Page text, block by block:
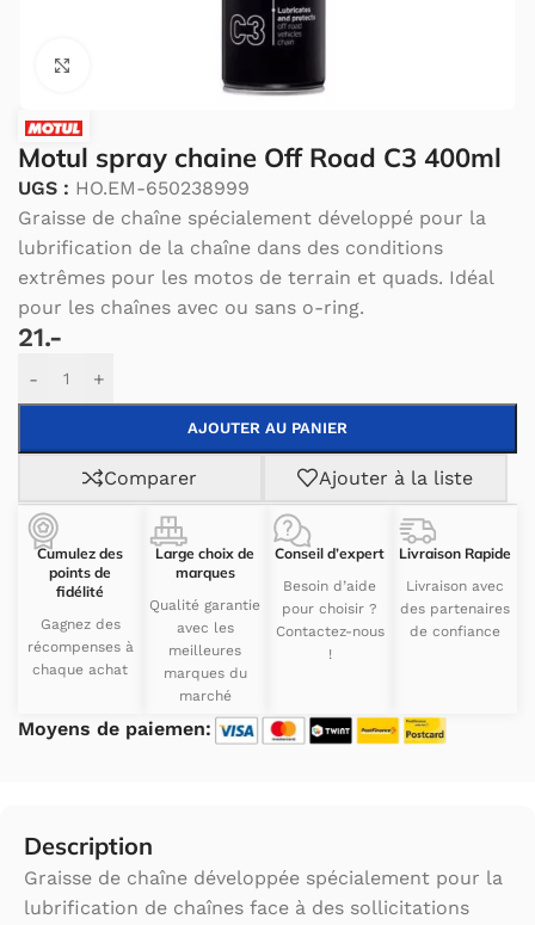
Motul spray chaine Off Road C3 400ml
UGS : HO.EM-650238999
Graisse de chaîne spécialement développé pour la
lubrification de la chaîne dans des conditions
extrêmes pour les motos de terrain et quads. Idéal
pour les chaînes avec ou sans o-ring.
21.-
- +
AJOUTER AU PANIER
Alternative:
Comparer Ajouter à la liste
Cumulez des
points de
fidélité
Gagnez des
récompenses à
chaque achat
Large choix de
marques
Qualité garantie
avec les
meilleures
marques du
marché
Conseil d’expert
Besoin d’aide
pour choisir ?
Contactez-nous
!
Livraison Rapide
Livraison avec
des partenaires
de confiance
Moyens de paiemen:
Description
Graisse de chaîne développée spécialement pour la
lubrification de chaînes face à des sollicitations